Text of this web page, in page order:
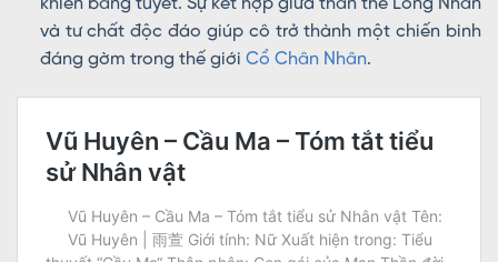
và tư chất độc đáo giúp cô trở thành một chiến binh
đáng gờm trong thế giới Cổ Chân Nhân.